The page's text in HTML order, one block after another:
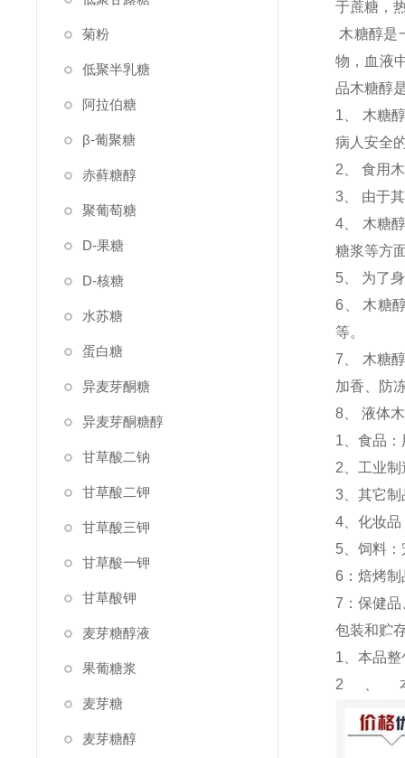
菊粉
低聚半乳糖
阿拉伯糖
β-葡聚糖
赤藓糖醇
聚葡萄糖
D-果糖
D-核糖
水苏糖
蛋白糖
异麦芽酮糖
异麦芽酮糖醇
甘草酸二钠
甘草酸二钾
甘草酸三钾
甘草酸一钾
甘草酸钾
麦芽糖醇液
果葡糖浆
麦芽糖
麦芽糖醇
于蔗糖，
木糖醇是
物，血液
品木糖醇
1、 木糖
病人安全
2、 食用
3、 由于
4、 木糖
糖浆等方
5、 为了
6、 木糖
等。
7、 木糖
加香、防
8、 液体
1、食品
2、工业
3、其它
4、化妆
5、饲料
6：焙烤
7：保健
包装和贮
1、本品
2、